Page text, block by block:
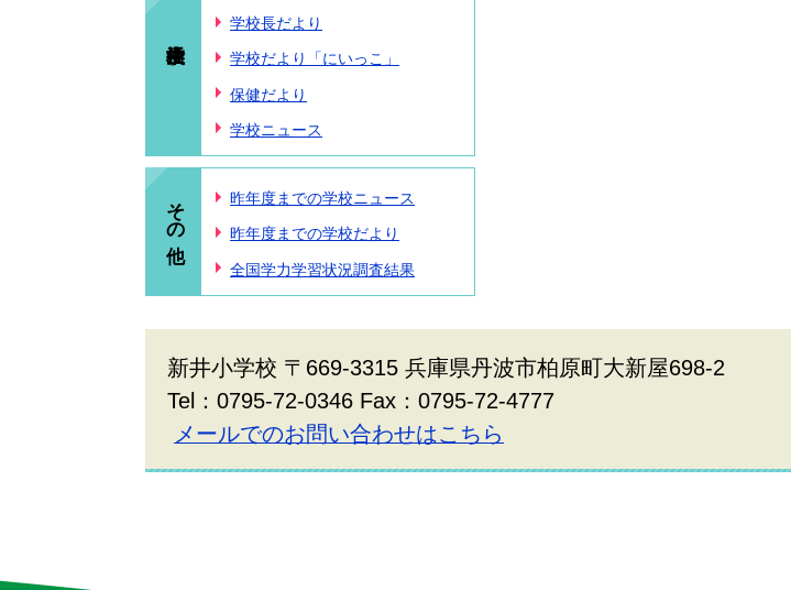
学校長だより
学校だより「にいっこ」
保健だより
学校ニュース
その他 昨年度までの学校ニュース
昨年度までの学校だより
全国学力学習状況調査結果
新井小学校 〒669-3315 兵庫県丹波市柏原町大新屋698-2
Tel：0795-72-0346 Fax：0795-72-4777
メールでのお問い合わせはこちら